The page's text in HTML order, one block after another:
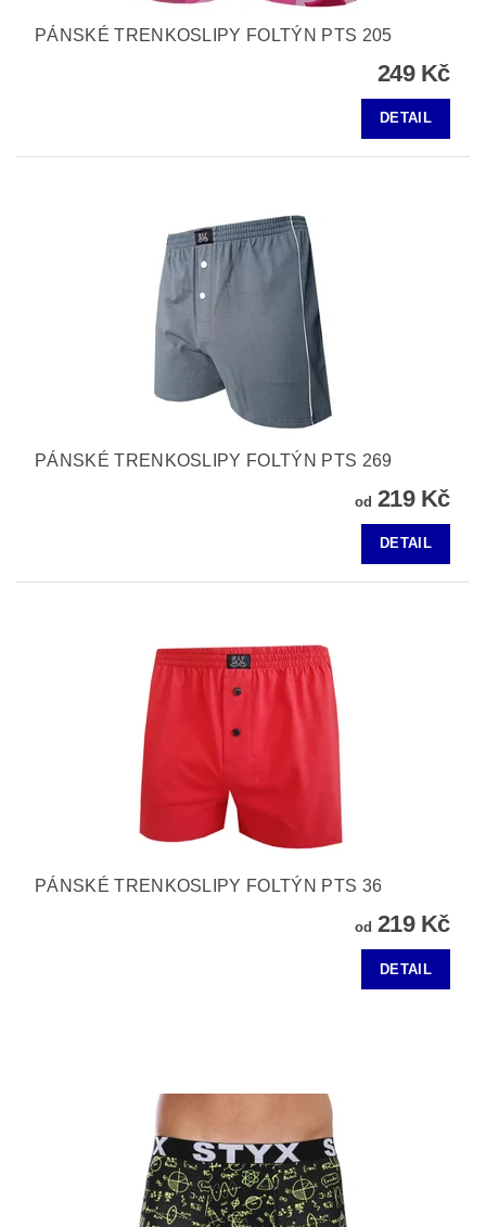
PÁNSKÉ TRENKOSLIPY FOLTÝN PTS 205
249 Kč
DETAIL
PÁNSKÉ TRENKOSLIPY FOLTÝN PTS 269
od 219 Kč
DETAIL
PÁNSKÉ TRENKOSLIPY FOLTÝN PTS 36
od 219 Kč
DETAIL